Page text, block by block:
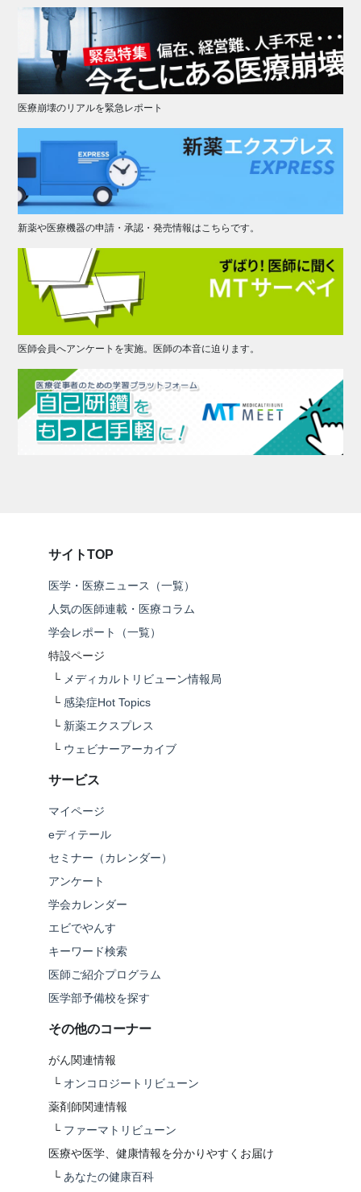
医療崩壊のリアルを緊急レポート
新薬や医療機器の申請・承認・発売情報はこちらです。
医師会員へアンケートを実施。医師の本音に迫ります。
サイトTOP
医学・医療ニュース（一覧）
人気の医師連載・医療コラム
学会レポート（一覧）
特設ページ
└ メディカルトリビューン情報局
└ 感染症Hot Topics
└ 新薬エクスプレス
└ ウェビナーアーカイブ
サービス
マイページ
eディテール
セミナー（カレンダー）
アンケート
学会カレンダー
エビでやんす
キーワード検索
医師ご紹介プログラム
医学部予備校を探す
その他のコーナー
がん関連情報
└ オンコロジートリビューン
薬剤師関連情報
└ ファーマトリビューン
医療や医学、健康情報を分かりやすくお届け
└ あなたの健康百科